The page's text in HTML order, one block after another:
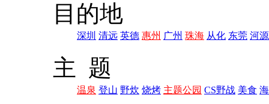
目的地
深圳 清远 英德 惠州 广州 珠海 从化 东莞 河源
主 题
温泉 登山 野炊 烧烤 主题公园 CS野战 美食